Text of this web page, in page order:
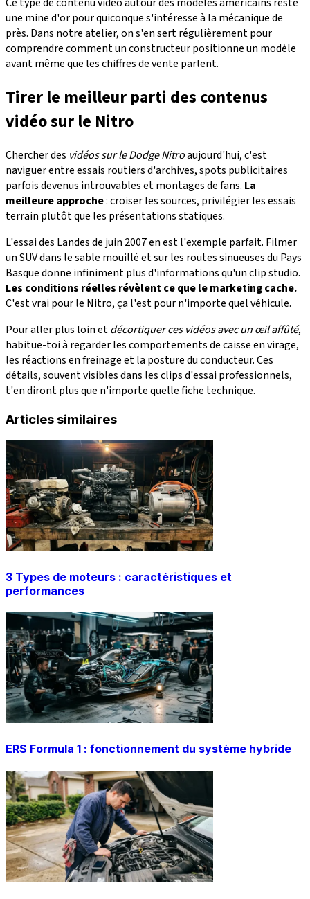
une mine d'or pour quiconque s'intéresse à la mécanique de
près. Dans notre atelier, on s'en sert régulièrement pour
comprendre comment un constructeur positionne un modèle
avant même que les chiffres de vente parlent.
Tirer le meilleur parti des contenus
vidéo sur le Nitro
Chercher des vidéos sur le Dodge Nitroaujourd'hui, c'est
naviguer entre essais routiers d'archives, spots publicitaires
parfois devenus introuvables et montages de fans. La
meilleure approche: croiser les sources, privilégier les essais
terrain plutôt que les présentations statiques.
L'essai des Landes de juin 2007 en est l'exemple parfait. Filmer
un SUV dans le sable mouillé et sur les routes sinueuses du Pays
Basque donne infiniment plus d'informations qu'un clip studio.
Les conditions réelles révèlent ce que le marketing cache.
C'est vrai pour le Nitro, ça l'est pour n'importe quel véhicule.
Pour aller plus loin etdécortiquer ces vidéos avec un œil affûté,
habitue-toi à regarder les comportements de caisse en virage,
les réactions en freinage et la posture du conducteur. Ces
détails, souvent visibles dans les clips d'essai professionnels,
t'en diront plus que n'importe quelle fiche technique.
Articles similaires
3 Types de moteurs : caractéristiques et
performances
ERS Formula 1 : fonctionnement du système hybride